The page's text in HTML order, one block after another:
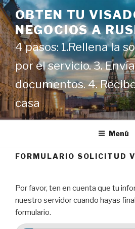
Ir
al
contenido
OBTEN TU
NEGOCIOS A
4 pasos: 1.Rellena la
por el servicio. 3.
documentos. 4.
casa
Menú
FORMULARIO SOLICITUD
Por favor, ten en cuenta que tu
nuestro servidor cuando hayas
formulario.